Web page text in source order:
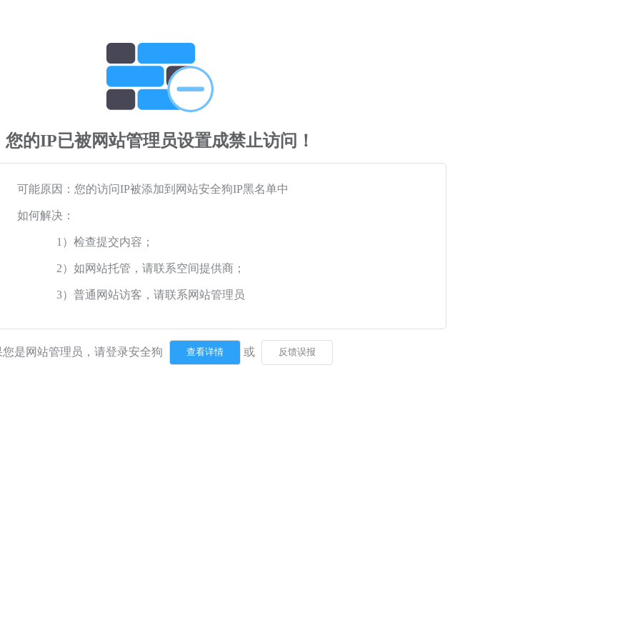
您的IP已被网站管理员设置成禁止访问！
可能原因：您的访问IP被添加到网站安全狗IP黑名单中
如何解决：
1）检查提交内容；
2）如网站托管，请联系空间提供商；
3）普通网站访客，请联系网站管理员
您是网站管理员，请登录安全狗 或